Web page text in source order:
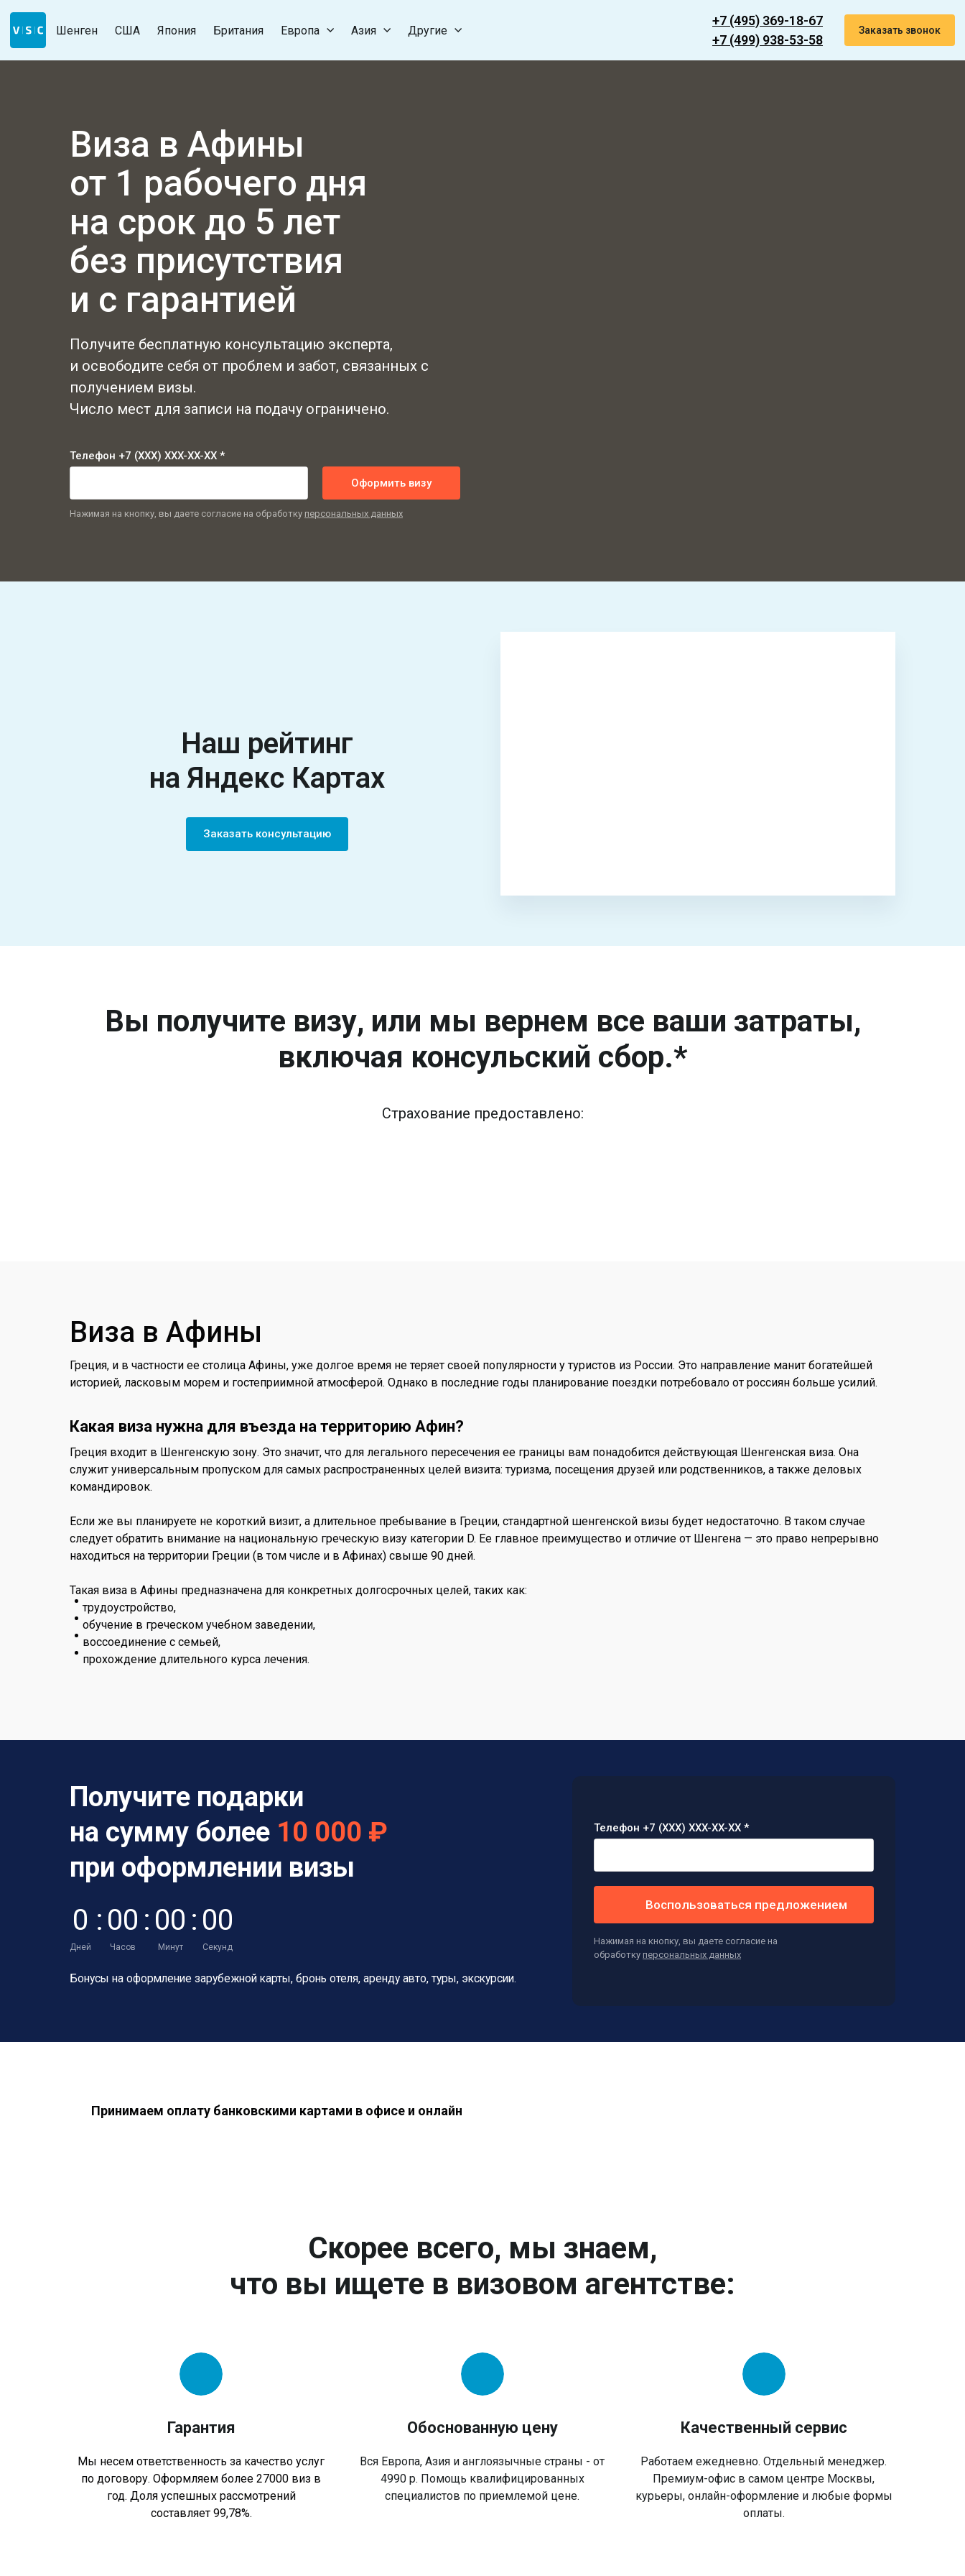
Шенген США Япония Британия Европа Азия Другие
+7 (495) 369-18-67
+7 (499) 938-53-58
Заказать звонок
Виза в Афины
от 1 рабочего дня
на срок до 5 лет
без присутствия
и с гарантией
Получите бесплатную консультацию эксперта,
и освободите себя от проблем и забот, связанных с
получением визы.
Число мест для записи на подачу ограничено.
Телефон +7 (XXX) XXX-XX-XX *
Оформить визу
Нажимая на кнопку, вы даете согласие на обработку персональных данных
Наш рейтинг
на Яндекс Картах
Заказать консультацию
Вы получите визу, или мы вернем все ваши затраты,
включая консульский сбор.*
Страхование предоставлено:
Виза в Афины
Греция, и в частности ее столица Афины, уже долгое время не теряет своей популярности у туристов из России. Это направление манит богатейшей
историей, ласковым морем и гостеприимной атмосферой. Однако в последние годы планирование поездки потребовало от россиян больше усилий.
Какая виза нужна для въезда на территорию Афин?
Греция входит в Шенгенскую зону. Это значит, что для легального пересечения ее границы вам понадобится действующая Шенгенская виза. Она
служит универсальным пропуском для самых распространенных целей визита: туризма, посещения друзей или родственников, а также деловых
командировок.
Если же вы планируете не короткий визит, а длительное пребывание в Греции, стандартной шенгенской визы будет недостаточно. В таком случае
следует обратить внимание на национальную греческую визу категории D. Ее главное преимущество и отличие от Шенгена — это право непрерывно
находиться на территории Греции (в том числе и в Афинах) свыше 90 дней.
Такая виза в Афины предназначена для конкретных долгосрочных целей, таких как:
трудоустройство,
обучение в греческом учебном заведении,
воссоединение с семьей,
прохождение длительного курса лечения.
Получите подарки
на сумму более 10 000 ₽
при оформлении визы
0
Дней
: 00
Часов
: 00
Минут
: 00
Секунд
Бонусы на оформление зарубежной карты, бронь отеля, аренду авто, туры, экскурсии.
Телефон +7 (XXX) XXX-XX-XX *
Воспользоваться предложением
Нажимая на кнопку, вы даете согласие на
обработку персональных данных
Принимаем оплату банковскими картами в офисе и онлайн
Скорее всего, мы знаем,
что вы ищете в визовом агентстве:
Гарантия
Мы несем ответственность за качество услуг
по договору. Оформляем более 27000 виз в
год. Доля успешных рассмотрений
составляет 99,78%.
Обоснованную цену
Вся Европа, Азия и англоязычные страны - от
4990 р. Помощь квалифицированных
специалистов по приемлемой цене.
Качественный сервис
Работаем ежедневно. Отдельный менеджер.
Премиум-офис в самом центре Москвы,
курьеры, онлайн-оформление и любые формы
оплаты.